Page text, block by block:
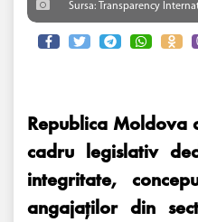
Sursa: Transparency
Republica Moldova
cadru legislativ
integritate,
angajaților din